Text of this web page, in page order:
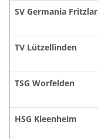
SV Germania Fritzlar
TV Lützellinden
TSG Worfelden
HSG Kleenheim